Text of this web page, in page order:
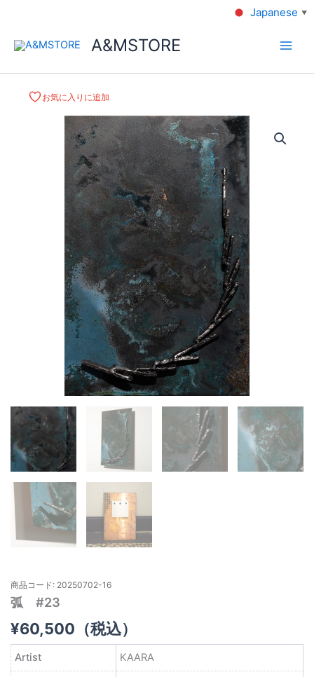
A&MSTORE
お気に入りに追加
商品コード: 20250702-16
弧 #23
¥60,500 （税込）
Artist KAARA
Japanese ▼